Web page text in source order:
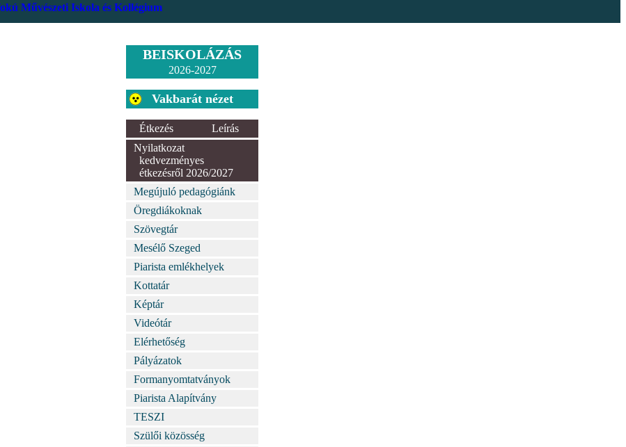
Művészeti Iskola és Kollégium
BEISKOLÁZÁS
2026-2027
Vakbarát nézet
Étkezés
Leírás
Nyilatkozat
kedvezményes
étkezésről 2026/2027
Megújuló pedagógiánk
Öregdiákoknak
Szövegtár
Mesélő Szeged
Piarista emlékhelyek
Kottatár
Képtár
Videótár
Elérhetőség
Pályázatok
Formanyomtatványok
Piarista Alapítvány
TESZI
Szülői közösség